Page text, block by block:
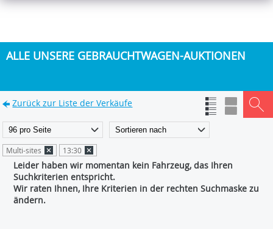
ALLE UNSERE GEBRAUCHTWAGEN-AUKTIONEN
Zurück zur Liste der Verkäufe
Multi-sites 13:30
Leider haben wir momentan kein Fahrzeug, das Ihren
Suchkriterien entspricht.
Wir raten Ihnen, Ihre Kriterien in der rechten Suchmaske zu
ändern.